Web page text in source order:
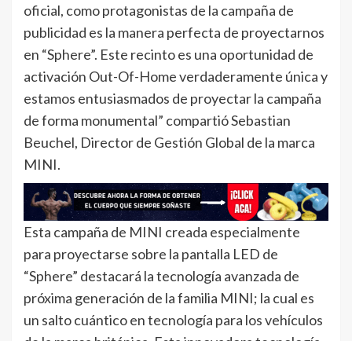
oficial, como protagonistas de la campaña de
publicidad es la manera perfecta de proyectarnos
en “Sphere”. Este recinto es una oportunidad de
activación Out-Of-Home verdaderamente única y
estamos entusiasmados de proyectar la campaña
de forma monumental” compartió Sebastian
Beuchel, Director de Gestión Global de la marca
MINI.
Esta campaña de MINI creada especialmente
para proyectarse sobre la pantalla LED de
“Sphere” destacará la tecnología avanzada de
próxima generación de la familia MINI; la cual es
un salto cuántico en tecnología para los vehículos